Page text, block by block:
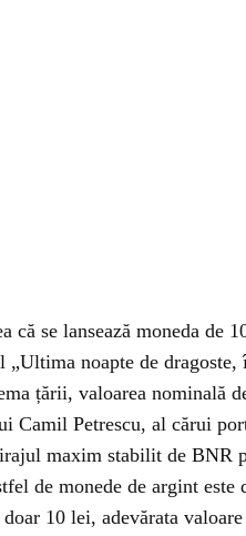
că se lansează moneda de
noapte de dragoste,
țării, valoarea nominală
Camil Petrescu, al cărui
maxim stabilit de BNR
de monede de argint este
10 lei, adevărata